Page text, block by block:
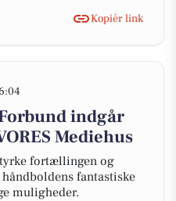
Kopiér link
indgår
Mediehus
fortællingen og
fantastiske
muligheder.